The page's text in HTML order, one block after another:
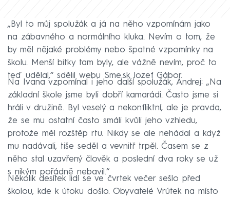
„Byl to můj spolužák a já na něho vzpomínám jako
na zábavného a normálního kluka. Nevím o tom, že
by měl nějaké problémy nebo špatné vzpomínky na
školu. Menší bitky tam byly, ale vážně nevím, proč to
teď udělal,“ sdělil webu Sme.sk Jozef Gábor.
Na Ivana vzpomínal i jeho další spolužák, Andrej: „Na
základní škole jsme byli dobří kamarádi. Často jsme si
hráli v družině. Byl veselý a nekonfliktní, ale je pravda,
že se mu ostatní často smáli kvůli jeho vzhledu,
protože měl rozštěp rtu. Nikdy se ale nehádal a když
mu nadávali, tiše seděl a vevnitř trpěl. Časem se z
něho stal uzavřený člověk a poslední dva roky se už
s nikým pořádně nebavil.“
Několik desítek lidí se ve čvrtek večer sešlo před
školou, kde k útoku došlo. Obyvatelé Vrútek na místo